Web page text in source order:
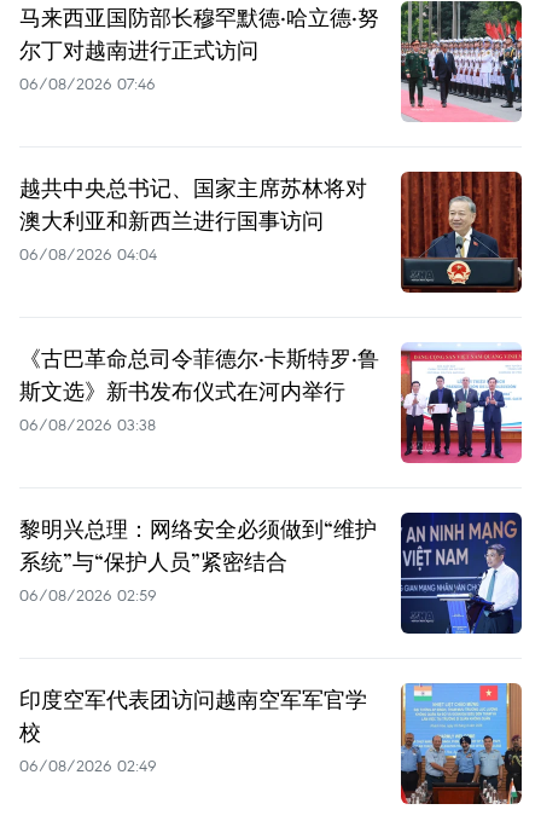
马来西亚国防部长穆罕默德·哈立德·努
尔丁对越南进行正式访问
06/08/2026 07:46
越共中央总书记、国家主席苏林将对
澳大利亚和新西兰进行国事访问
06/08/2026 04:04
《古巴革命总司令菲德尔·卡斯特罗·鲁
斯文选》新书发布仪式在河内举行
06/08/2026 03:38
黎明兴总理：网络安全必须做到“维护
系统”与“保护人员”紧密结合
06/08/2026 02:59
印度空军代表团访问越南空军军官学
校
06/08/2026 02:49